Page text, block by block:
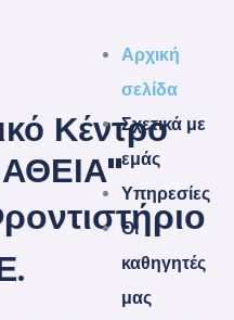
Αρχική
σελίδα
Σχετικά με
εμάς
Υπηρεσίες
Οι
καθηγητές
μας
Κέντρο